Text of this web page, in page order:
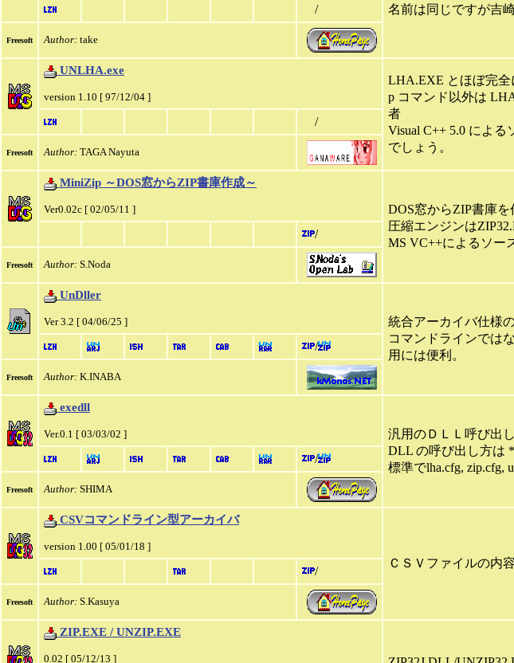
名前は同じですが吉
/
Freesoft Author: take
UNLHA.exe
version 1.10 [ 97/12/04 ]
LHA.EXE とほぼ完全
p コマンド以外は
者
Visual C++ 5.0 によ
でしょう。
/
Freesoft Author: TAGA Nayuta
MiniZip ～DOS窓からZIP書庫作成～
Ver0.02c [ 02/05/11 ]
DOS窓からZIP書庫を
圧縮エンジンは
MS VC++によるソー
/
Freesoft Author: S.Noda
UnDller
Ver 3.2 [ 04/06/25 ]
統合アーカイバ仕様
コマンドラインでは
用には便利。
/
Freesoft Author: K.INABA
exedll
Ver.0.1 [ 03/03/02 ]
汎用のＤＬＬ呼び出
DLL の呼び出し方は
標準でlha.cfg, zip.cfg,
/
Freesoft Author: SHIMA
CSVコマンドライン型アーカイバ
version 1.00 [ 05/01/18 ]
ＣＳＶファイルの内
/
Freesoft Author: S.Kasuya
ZIP.EXE / UNZIP.EXE
0.02 [ 05/12/13 ]